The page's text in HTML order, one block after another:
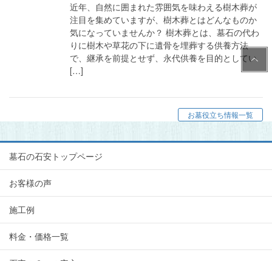
近年、自然に囲まれた雰囲気を味わえる樹木葬が
注目を集めていますが、樹木葬とはどんなものか
気になっていませんか？ 樹木葬とは、墓石の代わ
りに樹木や草花の下に遺骨を埋葬する供養方法
で、継承を前提とせず、永代供養を目的としてい
[…]
お墓役立ち情報一覧
墓石の石安トップページ
お客様の声
施工例
料金・価格一覧
PAG
E